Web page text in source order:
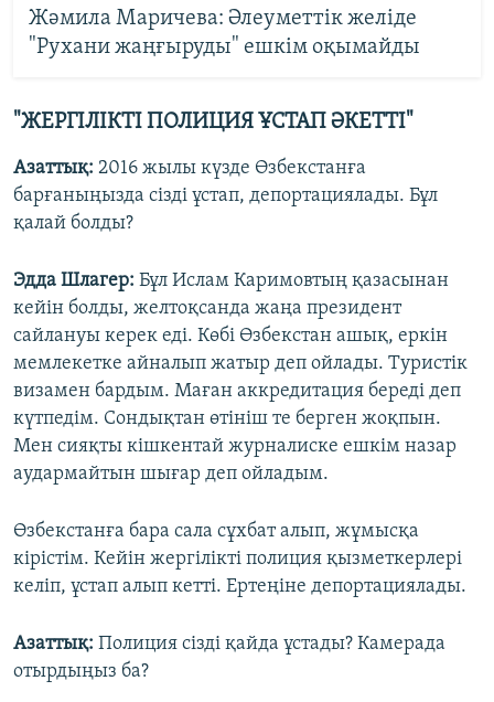
Жәмила Маричева: Әлеуметтік желіде
"Рухани жаңғыруды" ешкім оқымайды
"ЖЕРГІЛІКТІ ПОЛИЦИЯ ҰСТАП ӘКЕТТІ"
Азаттық: 2016 жылы күзде Өзбекстанға
барғаныңызда сізді ұстап, депортациялады. Бұл
қалай болды?
Эдда Шлагер: Бұл Ислам Каримовтың қазасынан
кейін болды, желтоқсанда жаңа президент
сайлануы керек еді. Көбі Өзбекстан ашық, еркін
мемлекетке айналып жатыр деп ойлады. Туристік
визамен бардым. Маған аккредитация береді деп
күтпедім. Сондықтан өтініш те берген жоқпын.
Мен сияқты кішкентай журналиске ешкім назар
аудармайтын шығар деп ойладым.
Өзбекстанға бара сала сұхбат алып, жұмысқа
кірістім. Кейін жергілікті полиция қызметкерлері
келіп, ұстап алып кетті. Ертеңіне депортациялады.
Азаттық: Полиция сізді қайда ұстады? Камерада
отырдыңыз ба?